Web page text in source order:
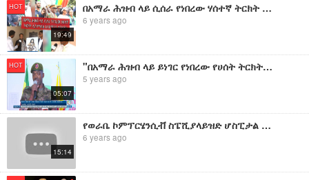
HOT
19:49
በአማራ ሕዝብ ላይ ሲሰራ የነበረው ሃሰተኛ ትርክት ሊስተካከል እንደሚገባ ተገለጸ።
6 years ago
HOT
05:07
"በአማራ ሕዝብ ላይ ይነገር የነበረው የሀሰት ትርክት ስህተት እንደነበር አውቀናል።" ታግተው የነበሩ የመከላከያ ሰራዊት አባላት
5 years ago
15:14
የወራቤ ኮምፕርሄንሲቭ ስፔሺያላይዝድ ሆስፒታል በህሙማን ላይ ይደርስ የነበረዉን ዘርፈ ብዙ እንግልት ማስቀረቱ ተገለፀ።
6 years ago